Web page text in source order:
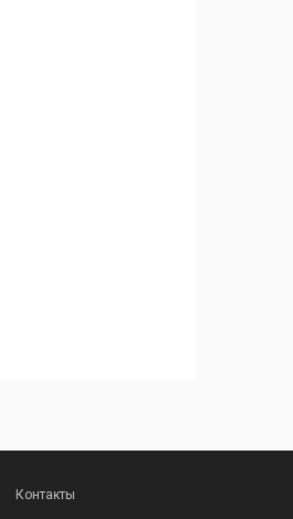
Контакты